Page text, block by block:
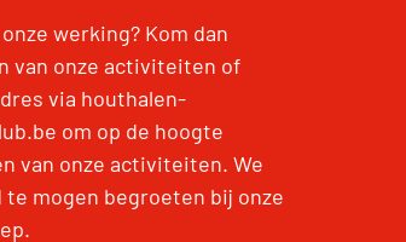
werking? Kom dan
van onze activiteiten of
via houthalen-
om op de hoogte
van onze activiteiten. We
te mogen begroeten bij onze